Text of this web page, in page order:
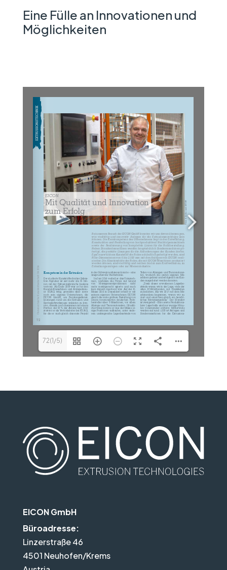
Eine Fülle an Innovationen und
Möglichkeiten
72(1/5)
EICON GmbH
Büroadresse:
Linzerstraße 46
4501 Neuhofen/Krems